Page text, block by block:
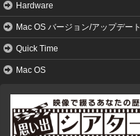
Hardware
Mac OS バージョン/アップデート
Quick Time
Mac OS